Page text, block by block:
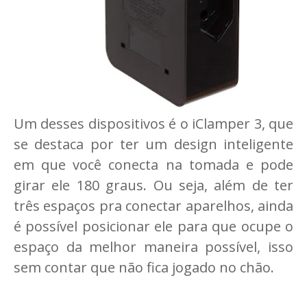
Um desses dispositivos é o iClamper 3, que
se destaca por ter um design inteligente
em que você conecta na tomada e pode
girar ele 180 graus. Ou seja, além de ter
três espaços pra conectar aparelhos, ainda
é possível posicionar ele para que ocupe o
espaço da melhor maneira possível, isso
sem contar que não fica jogado no chão.